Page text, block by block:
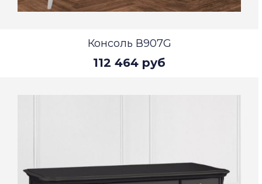
Консоль В907G
112 464 руб